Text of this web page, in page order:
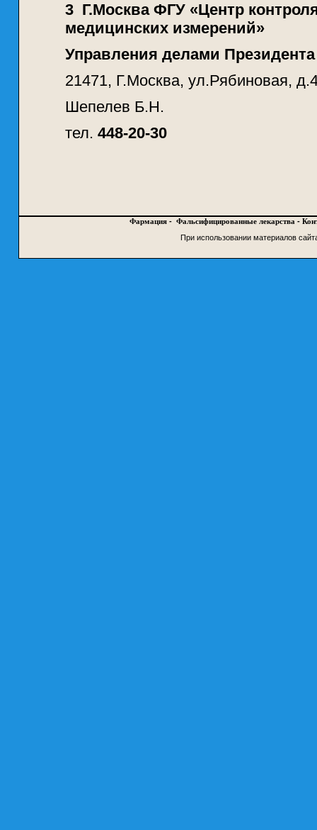
3 Г.Москва ФГУ «Центр
медицинских измерений»
Управления делами
21471, Г.Москва, ул.Рябиновая,
Шепелев Б.Н.
тел. 448-20-30
Фармация- Фальсифицированные лекарства -
При использовании материалов